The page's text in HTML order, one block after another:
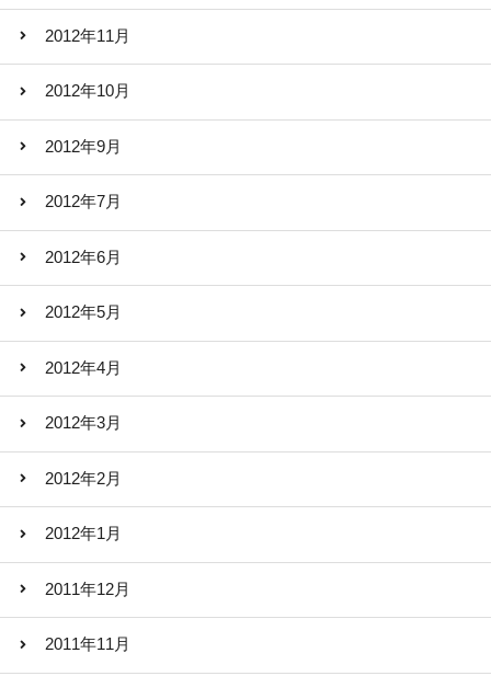
2012年11月
2012年10月
2012年9月
2012年7月
2012年6月
2012年5月
2012年4月
2012年3月
2012年2月
2012年1月
2011年12月
2011年11月